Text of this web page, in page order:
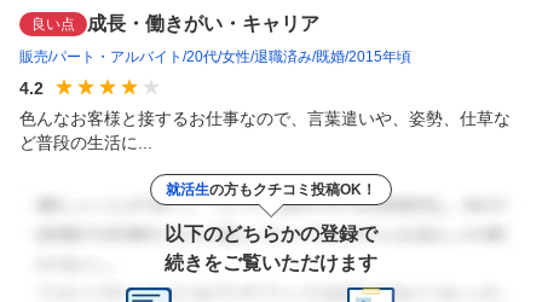
良い点 成長・働きがい・キャリア
販売 パート・アルバイト 20代 女性 退職済み 既婚 2015年頃
4.2
色んなお客様と接するお仕事なので、言葉遣いや、姿勢、仕草な
ど普段の生活に...
就活生の方もクチコミ投稿OK！
以下のどちらかの登録で
続きをご覧いただけます